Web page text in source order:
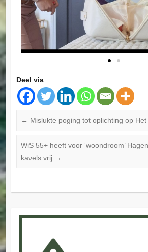
Deel via
← Mislukte poging tot oplichting op Het
WiS 55+ heeft voor ‘woondroom’
kavels vrij →